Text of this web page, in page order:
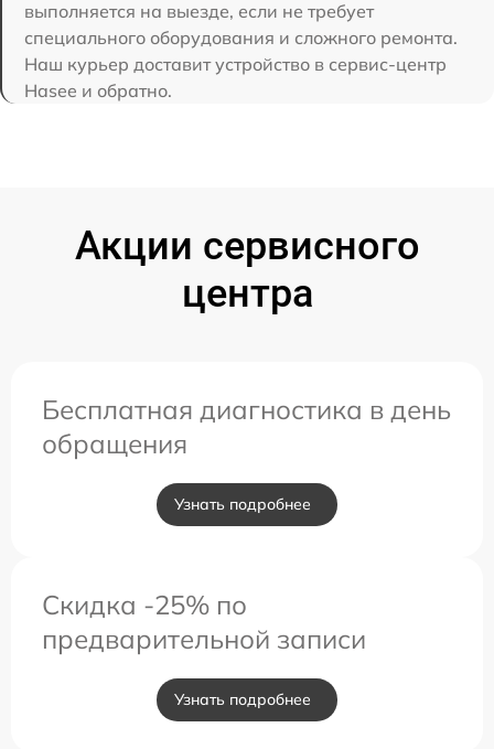
выполняется на выезде, если не требует
специального оборудования и сложного ремонта.
Наш курьер доставит устройство в сервис-центр
Hasee и обратно.
Акции сервисного
центра
Бесплатная диагностика в день
обращения
Узнать подробнее
Скидка -25% по
предварительной записи
Узнать подробнее